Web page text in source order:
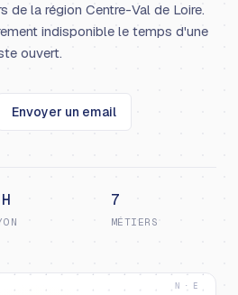
de la région Centre-Val de Loire.
indisponible le temps d'une
ouvert.
Envoyer un email
7
MÉTIERS
N · E